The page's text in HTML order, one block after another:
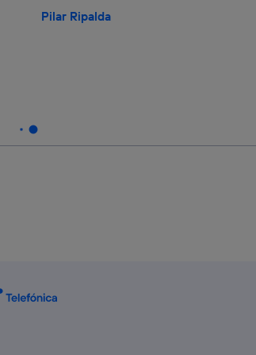
Pilar Ripalda